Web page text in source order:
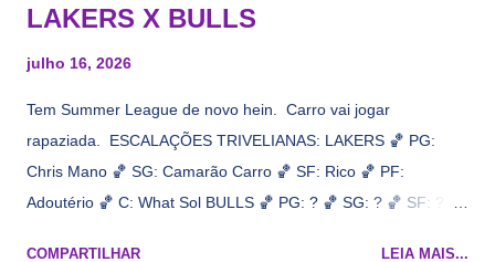
LAKERS X BULLS
julho 16, 2026
Tem Summer League de novo hein. Carro vai jogar
rapaziada. ESCALAÇÕES TRIVELIANAS: LAKERS 🏀 PG:
Chris Mano 🏀 SG: Camarão Carro 🏀 SF: Rico 🏀 PF:
Adoutério 🏀 C: What Sol BULLS 🏀 PG: ? 🏀 SG: ? 🏀 SF: ? 🏀
COMPARTILHAR LEIA MAIS...